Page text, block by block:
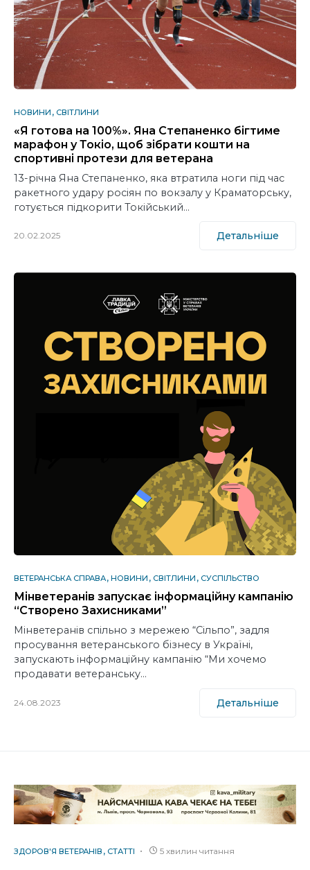
НОВИНИ СВІТЛИНИ
«Я готова на 100%». Яна Степаненко бігтиме
марафон у Токіо, щоб зібрати кошти на
спортивні протези для ветерана
13-річна Яна Степаненко, яка втратила ноги під час
ракетного удару росіян по вокзалу у Краматорську,
готується підкорити Токійський…
20.02.2025 Детальніше
ВЕТЕРАНСЬКА СПРАВА НОВИНИ СВІТЛИНИ СУСПІЛЬСТВО
Мінветеранів запускає інформаційну кампанію
“Створено Захисниками”
Мінветеранів спільно з мережею “Сільпо”, задля
просування ветеранського бізнесу в Україні,
запускають інформаційну кампанію “Ми хочемо
продавати ветеранську…
24.08.2023 Детальніше
ЗДОРОВ'Я ВЕТЕРАНІВ СТАТТІ 5 хвилин читання